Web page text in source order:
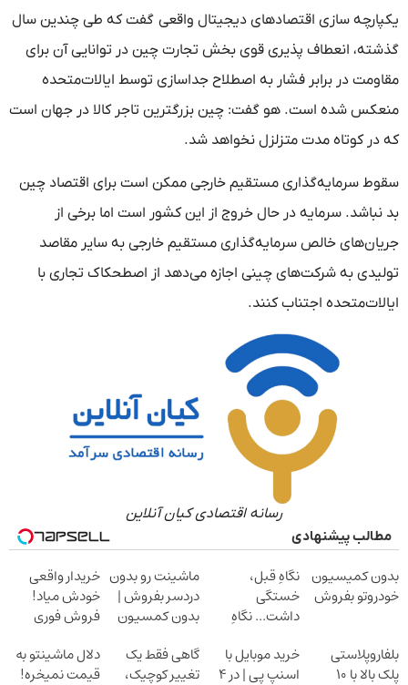
یکپارچه سازی اقتصادهای دیجیتال واقعی گفت که طی چندین سال
گذشته، انعطاف پذیری قوی بخش تجارت چین در توانایی آن برای
مقاومت در برابر فشار به اصطلاح جداسازی توسط ایالات‌متحده
منعکس شده است. هو گفت: چین بزرگترین تاجر کالا در جهان است
که در کوتاه مدت متزلزل نخواهد شد.
سقوط سرمایه‌گذاری مستقیم خارجی ممکن است برای اقتصاد چین
بد نباشد. سرمایه در حال خروج از این کشور است اما برخی از
جریان‌های خالص سرمایه‌گذاری مستقیم خارجی به سایر مقاصد
تولیدی به شرکت‌های چینی اجازه می‌دهد از اصطحکاک تجاری با
ایالات‌متحده اجتناب کنند.
رسانه اقتصادی کیان آنلاین
مطالب پیشنهادی
بدون کمیسیون
خودروتو بفروش
نگاهِ قبل،
خستگی
داشت... نگاهِ
بلفا با 25%
تخفیف
ماشینت رو بدون
دردسر بفروش |
بدون کمسیون
خریدار واقعی
خودش میاد!
فروش فوری
مکانیک
بلفاروپلاستی
پلک بالا با ۱۰
خرید موبایل با
اسنپ پی | در ۴
گاهی فقط یک
تغییر کوچیک،
دلال ماشینتو به
قیمت نمیخره!